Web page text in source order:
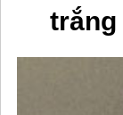
trắng